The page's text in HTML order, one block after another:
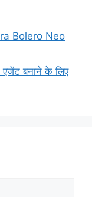
Bolero Neo
बनाने के लिए